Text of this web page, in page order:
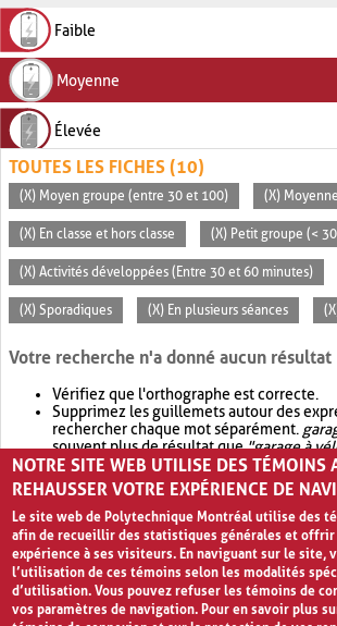
Faible
Moyenne
Élevée
TOUTES LES FICHES (10)
(X) Moyen groupe (entre 30 et 100) (X) Moyenne
(X) En classe et hors classe (X) Petit groupe (<
(X) Activités développées (Entre 30 et 60 minutes)
(X) Sporadiques (X) En plusieurs séances
Votre recherche n'a donné aucun résultat
Vérifiez que l'orthographe est correcte.
Supprimez les guillemets autour des
rechercher chaque mot séparément.
souvent plus de résultat que"garage à
Envisagez d'élargir votre recherche avec
retournera souvent plus de résultat que
NOTRE SITE WEB UTILISE DES TÉMOINS
REHAUSSER VOTRE EXPÉRIENCE DE
Le site web de Polytechnique Montréal utilise des
afin de recueillir des statistiques générales et
expérience à ses visiteurs. En naviguant sur le site,
l’utilisation de ces témoins selon les modalités
d’utilisation. Vous pouvez refuser les témoins de
vos paramètres de navigation. Pour en savoir plus